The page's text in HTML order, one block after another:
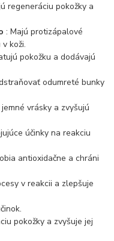
regeneráciu pokožky a
: Majú protizápalové
koži.
pokožku a dodávajú
odumreté bunky
vrásky a zvyšujú
účinky na reakciu
antioxidačne a chráni
v reakcii a zlepšuje
pokožky a zvyšuje jej